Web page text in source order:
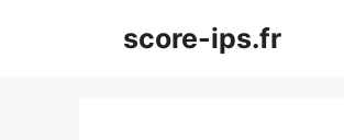
score-ips.fr